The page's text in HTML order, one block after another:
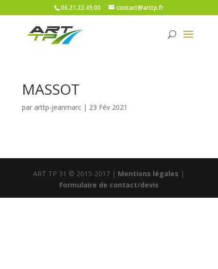
06.21.22.49.00 contact@arttp.fr
MASSOT
par arttp-jeanmarc| 23 Fév 2021
ART TP 31 © 2015-2017 | Mentions légales |
Formulaire de contact/devis